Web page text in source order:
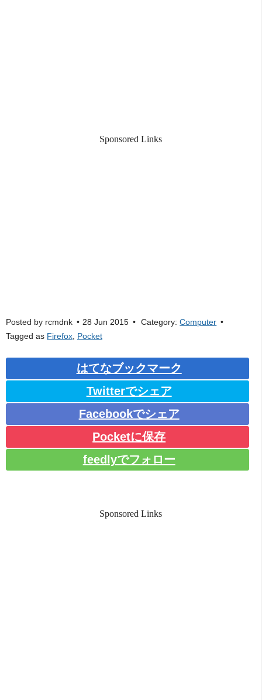
Sponsored Links
Posted by rcmdnk 28 Jun 2015 Category:Computer
Tagged as Firefox Pocket
はてなブックマーク
Twitterでシェア
Facebookでシェア
Pocketに保存
feedlyでフォロー
Sponsored Links